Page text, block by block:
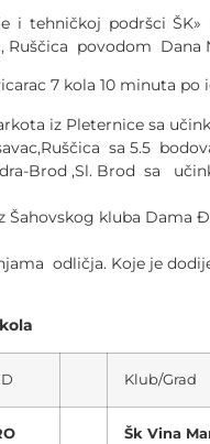
i tehničkoj podršci
Ruščica povodom Dana
7 kola 10 minuta
iz Pleternice sa
sa 5.5
Brod ,Sl. Brod sa
kluba Dama
odličja. Koje je
Klub/Grad
Šk Vina